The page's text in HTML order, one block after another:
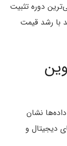
دوره تثبیت
با رشد قیمت
نشان
دیجیتال و